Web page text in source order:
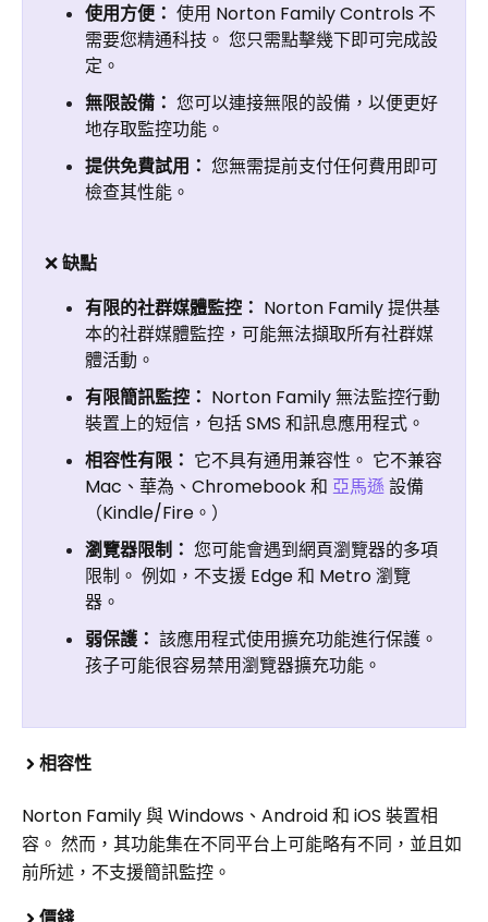
使用方便： 使用 Norton Family Controls 不
需要您精通科技。 您只需點擊幾下即可完成設
定。
無限設備： 您可以連接無限的設備，以便更好
地存取監控功能。
提供免費試用： 您無需提前支付任何費用即可
檢查其性能。
❌缺點
有限的社群媒體監控： Norton Family 提供基
本的社群媒體監控，可能無法擷取所有社群媒
體活動。
有限簡訊監控： Norton Family 無法監控行動
裝置上的短信，包括 SMS 和訊息應用程式。
相容性有限： 它不具有通用兼容性。 它不兼容
Mac、華為、Chromebook 和 亞馬遜設備
（Kindle/Fire。）
瀏覽器限制： 您可能會遇到網頁瀏覽器的多項
限制。 例如，不支援 Edge 和 Metro 瀏覽
器。
弱保護： 該應用程式使用擴充功能進行保護。
孩子可能很容易禁用瀏覽器擴充功能。
相容性
Norton Family 與 Windows、Android 和 iOS 裝置相
容。 然而，其功能集在不同平台上可能略有不同，並且如
前所述，不支援簡訊監控。